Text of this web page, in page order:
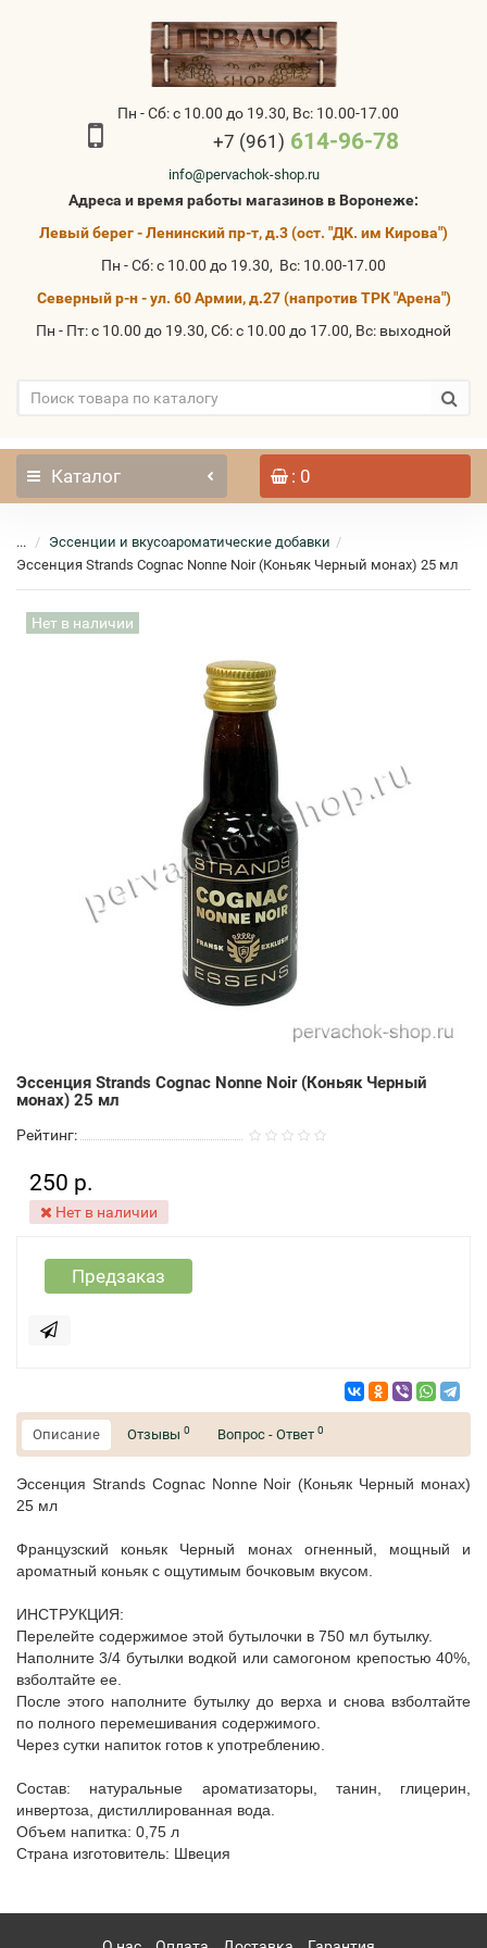
Пн - Сб: с 10.00 до 19.30, Вс: 10.00-17.00
+7 (961) 614-96-78
info@pervachok-shop.ru
Адреса и время работы магазинов в Воронеже:
Левый берег - Ленинский пр-т, д.3 (ост. "ДК. им Кирова")
Пн - Сб: с 10.00 до 19.30, Вс: 10.00-17.00
Северный р-н - ул. 60 Армии, д.27 (напротив ТРК "Арена")
Пн - Пт: с 10.00 до 19.30, Сб: с 10.00 до 17.00, Вс: выходной
Каталог : 0
...
Эссенции и вкусоароматические добавки
Эссенция Strands Cognac Nonne Noir (Коньяк Черный монах) 25 мл
Нет в наличии
Эссенция Strands Cognac Nonne Noir (Коньяк Черный
монах) 25 мл
Рейтинг:
250 р.
Нет в наличии
Предзаказ
Описание Отзывы 0 Вопрос - Ответ 0
Эссенция Strands Cognac Nonne Noir (Коньяк Черный монах)
25 мл
Французский коньяк Черный монах огненный, мощный и
ароматный коньяк с ощутимым бочковым вкусом.
ИНСТРУКЦИЯ:
Перелейте содержимое этой бутылочки в 750 мл бутылку.
Наполните 3/4 бутылки водкой или самогоном крепостью 40%,
взболтайте ее.
После этого наполните бутылку до верха и снова взболтайте
по полного перемешивания содержимого.
Через сутки напиток готов к употреблению.
Состав: натуральные ароматизаторы, танин, глицерин,
инвертоза, дистиллированная вода.
Объем напитка: 0,75 л
Страна изготовитель: Швеция